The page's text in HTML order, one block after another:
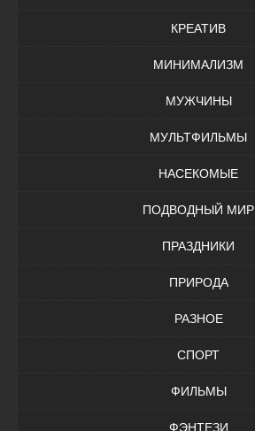
КРЕАТИВ
МИНИМАЛИЗМ
МУЖЧИНЫ
МУЛЬТФИЛЬМЫ
НАСЕКОМЫЕ
ПОДВОДНЫЙ МИР
ПРАЗДНИКИ
ПРИРОДА
РАЗНОЕ
СПОРТ
ФИЛЬМЫ
ФЭНТЕЗИ